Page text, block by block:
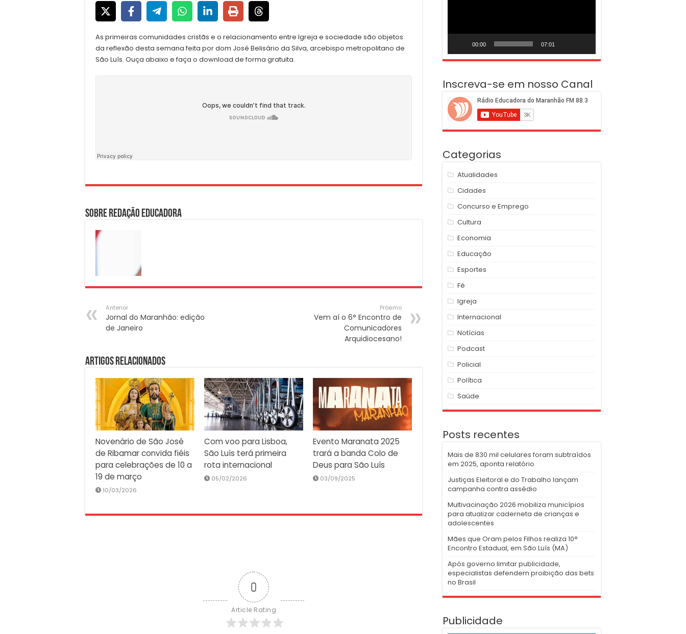
As primeiras comunidades cristãs e o relacionamento entre Igreja e sociedade são objetos
da reflexão desta semana feita por dom José Belisário da Silva, arcebispo metropolitano de
São Luís. Ouça abaixo e faça o download de forma gratuita.
Sobre Redação Educadora
Anterior
Jornal do Maranhão: edição
de Janeiro
Próximo
Vem aí o 6° Encontro de
Comunicadores
Arquidiocesano!
Artigos Relacionados
Novenário de São José
de Ribamar convida fiéis
para celebrações de 10 a
19 de março
10/03/2026
Com voo para Lisboa,
São Luís terá primeira
rota internacional
05/02/2026
Evento Maranata 2025
trará a banda Colo de
Deus para São Luís
03/09/2025
0
Article Rating
00:00 07:01
Inscreva-se em nosso Canal
Categorias
Atualidades
Cidades
Concurso e Emprego
Cultura
Economia
Educação
Esportes
Fé
Igreja
Internacional
Notícias
Podcast
Policial
Política
Saúde
Posts recentes
Mais de 830 mil celulares foram subtraídos
em 2025, aponta relatório
Justiças Eleitoral e do Trabalho lançam
campanha contra assédio
Multivacinação 2026 mobiliza municípios
para atualizar caderneta de crianças e
adolescentes
Mães que Oram pelos Filhos realiza 10°
Encontro Estadual, em São Luís (MA)
Após governo limitar publicidade,
especialistas defendem proibição das bets
no Brasil
Publicidade